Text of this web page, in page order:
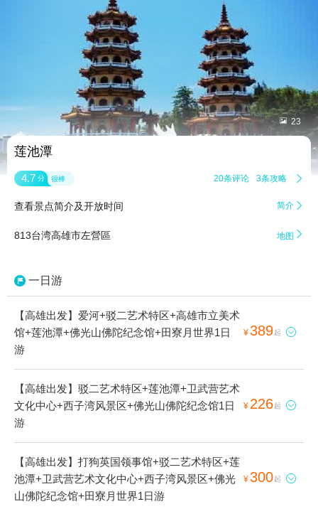
 23
莲池潭
4.7 分 很棒 20条评论 3条攻略 
查看景点简介及开放时间 简介 
813台湾高雄市左營區 地图 
一日游
【高雄出发】爱河+驳二艺术特区+高雄市立美术
馆+莲池潭+佛光山佛陀纪念馆+田寮月世界1日
游
¥389起 
【高雄出发】驳二艺术特区+莲池潭+卫武营艺术
文化中心+西子湾风景区+佛光山佛陀纪念馆1日
游
¥ 226起 
【高雄出发】打狗英国领事馆+驳二艺术特区+莲
池潭+卫武营艺术文化中心+西子湾风景区+佛光
山佛陀纪念馆+田寮月世界1日游
¥300起 